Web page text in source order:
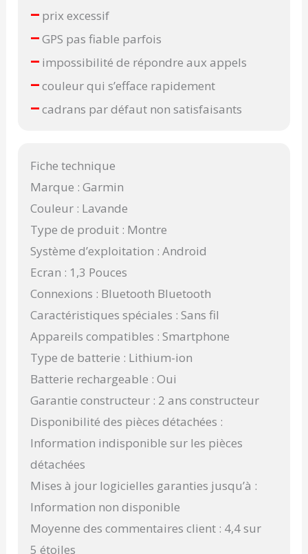
– prix excessif
–GPS pas fiable parfois
– impossibilité de répondre aux appels
–couleur qui s’efface rapidement
–cadrans par défaut non satisfaisants
Fiche technique
Marque : Garmin
Couleur : Lavande
Type de produit : Montre
Système d’exploitation : Android
Ecran : 1,3 Pouces
Connexions : Bluetooth Bluetooth
Caractéristiques spéciales : Sans fil
Appareils compatibles : Smartphone
Type de batterie : Lithium-ion
Batterie rechargeable : Oui
Garantie constructeur : 2 ans constructeur
Disponibilité des pièces détachées :
Information indisponible sur les pièces
détachées
Mises à jour logicielles garanties jusqu’à :
Information non disponible
Moyenne des commentaires client : 4,4 sur
5 étoiles